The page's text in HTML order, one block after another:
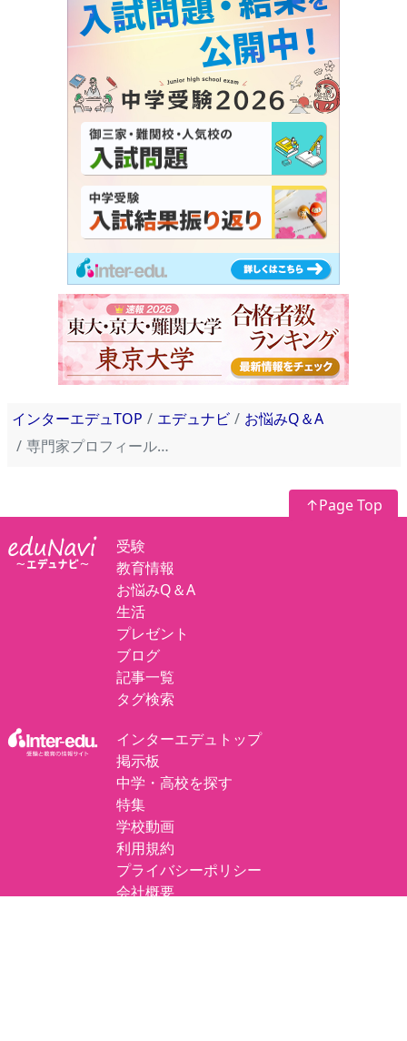
インターエデュTOP エデュナビ
お悩みQ＆A
専門家プロフィール紹介
↑Page Top
受験
教育情報
お悩みQ＆A
生活
プレゼント
ブログ
記事一覧
タグ検索
インターエデュトップ
掲示板
中学・高校を探す
特集
学校動画
利用規約
プライバシーポリシー
会社概要